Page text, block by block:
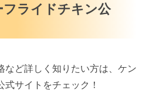
ライドチキン公
など詳しく知りたい方は、ケン
サイトをチェック！